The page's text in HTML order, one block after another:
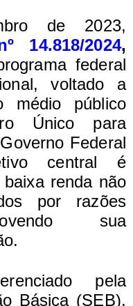
de 2023,
14.818/2024,
federal
voltado a
médio público
Único para
Federal
central é
renda não
por razões
sua
pela
Básica (SEB),